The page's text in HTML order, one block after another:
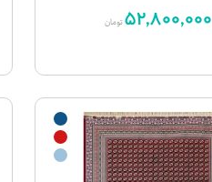
52,800,000تومان